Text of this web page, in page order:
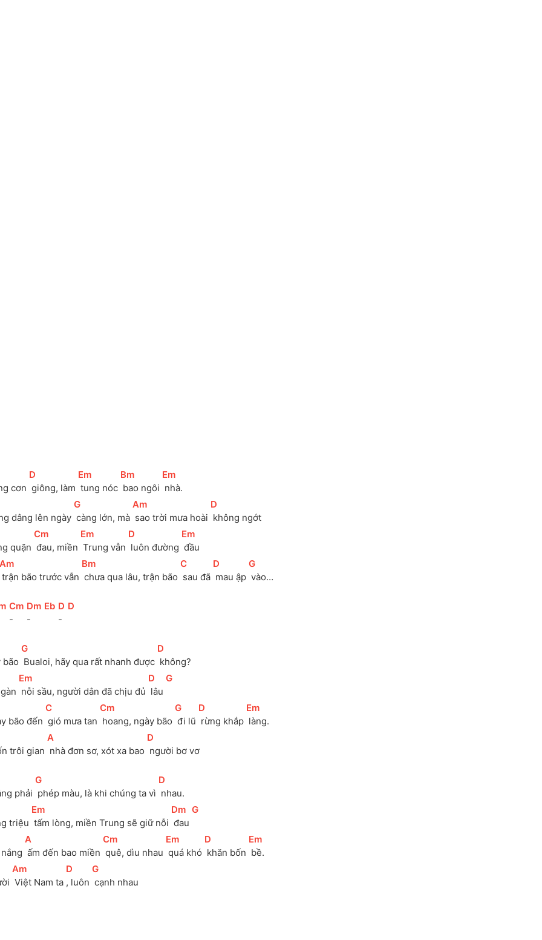
cơn
[D
giông, làm
[Em
tung nóc
[Bm
bao ngôi
[Em
nhà.
dâng lên ngày
[
G
càng lớn, mà
[
Am
sao trời mưa hoài
[D
không ngớt
quặn
[
Cm
đau, miền
[Em
Trung vẫn
[D
luôn đường
[Em
đầu
[
Am
trận bão trước vẫn
[Bm
chưa qua lâu, trận bão
[
C
sau đã
[D
mau ập
[
G
vào…
]
[
Cm ]
-
[Dm ]
-
[Eb ][D ]
-
[D
bão
[
G
Bualoi, hãy qua rất nhanh được
[D
không?
[Em
nỗi sầu, người dân đã chịu đủ
[D
lâu
[
G
bão đến
[
C
gió mưa tan
[
Cm
hoang, ngày bão
[
G
đi lũ
[D
rừng khắp
[Em
làng.
trôi gian
[
A
nhà đơn sơ, xót xa bao
[D
người bơ vơ
phải
[
G
phép màu, là khi chúng ta vì
[D
nhau.
triệu
[Em
tấm lòng, miền Trung sẽ giữ nỗi
[Dm
đau
[
G
[
A
ấm đến bao miền
[
Cm
quê, dìu nhau
[Em
quá khó
[D
khăn bốn
[Em
bề.
[
Am
Việt Nam ta
[D
, luôn
[
G
cạnh nhau